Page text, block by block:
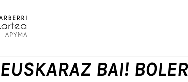
EUSKARAZ BAI!